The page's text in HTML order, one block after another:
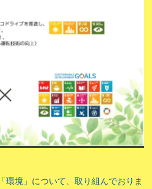
環境」について、取り組んでおりま